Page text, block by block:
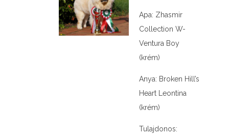
Apa: Zhasmir
Collection W-
Ventura Boy
(krém)
Anya: Broken Hill’s
Heart Leontina
(krém)
Tulajdonos: